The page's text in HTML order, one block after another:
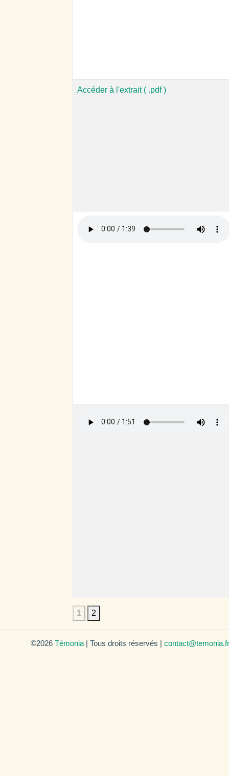
Accéder à l'extrait ( .pdf )
1 2
©2026 Témonia | Tous droits réservés | contact@temonia.fr